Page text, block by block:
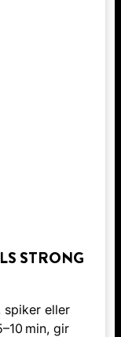
STRONG
spiker eller
min, gir